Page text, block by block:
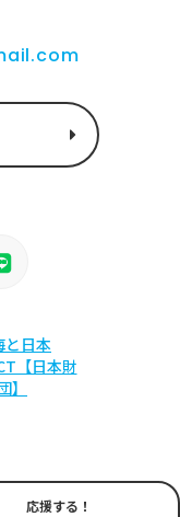
応援する！